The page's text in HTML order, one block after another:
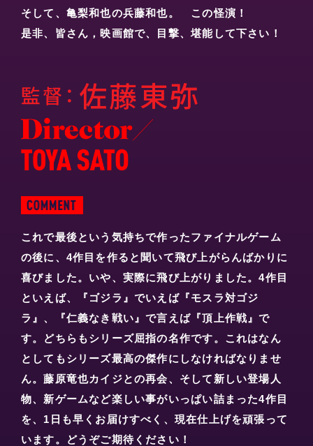
そして、亀梨和也の兵藤和也。 この怪演！
是非、皆さん，映画館で、目撃、堪能して下さい！
監督 佐藤東弥
これで最後という気持ちで作ったファイナルゲーム
の後に、4作目を作ると聞いて飛び上がらんばかりに
喜びました。いや、実際に飛び上がりました。4作目
といえば、『ゴジラ』でいえば『モスラ対ゴジ
ラ』、『仁義なき戦い』で言えば『頂上作戦』で
す。どちらもシリーズ屈指の名作です。これはなん
としてもシリーズ最高の傑作にしなければなりませ
ん。藤原竜也カイジとの再会、そして新しい登場人
物、新ゲームなど楽しい事がいっぱい詰まった4作目
を、1日も早くお届けすべく、現在仕上げを頑張って
います。どうぞご期待ください！